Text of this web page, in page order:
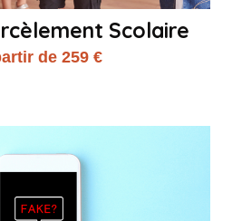
Scolaire
de 259 €